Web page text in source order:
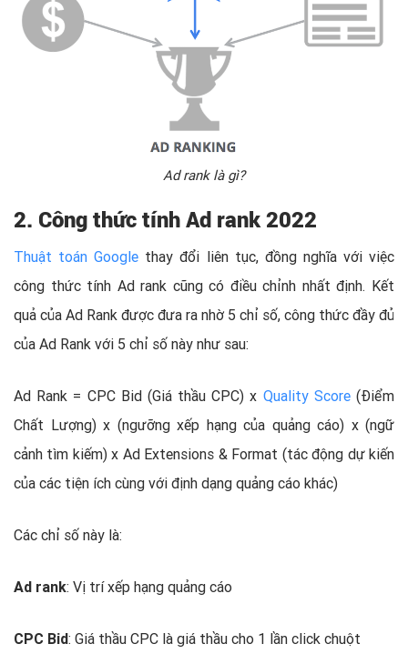
Ad rank là gì?
2. Công thức tính Ad rank 2022
Thuật toán Google thay đổi liên tục, đồng nghĩa với việc
công thức tính Ad rank cũng có điều chỉnh nhất định. Kết
quả của Ad Rank được đưa ra nhờ 5 chỉ số, công thức đầy đủ
của Ad Rank với 5 chỉ số này như sau:
Ad Rank = CPC Bid (Giá thầu CPC) x Quality Score(Điểm
Chất Lượng) x (ngưỡng xếp hạng của quảng cáo) x (ngữ
cảnh tìm kiếm) x Ad Extensions & Format (tác động dự kiến
của các tiện ích cùng với định dạng quảng cáo khác)
Các chỉ số này là:
Ad rank: Vị trí xếp hạng quảng cáo
CPC Bid: Giá thầu CPC là giá thầu cho 1 lần click chuột